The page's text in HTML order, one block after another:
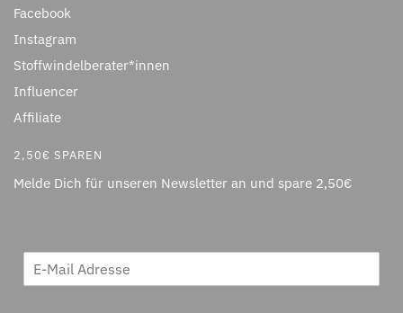
Facebook
Instagram
Stoffwindelberater*innen
Influencer
Affiliate
2,50€ SPAREN
Melde Dich für unseren Newsletter an und spare 2,50€